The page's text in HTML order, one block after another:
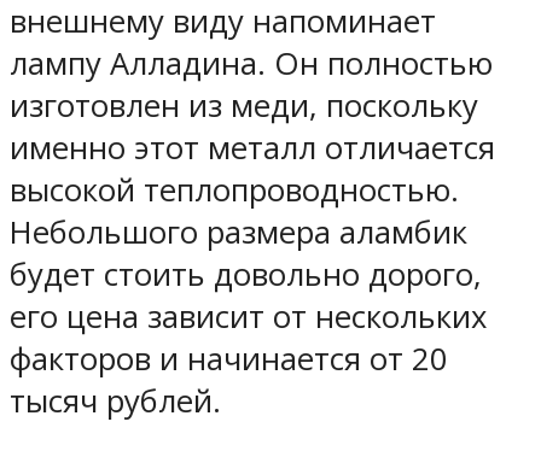
внешнему виду напоминает
лампу Алладина. Он полностью
изготовлен из меди, поскольку
именно этот металл отличается
высокой теплопроводностью.
Небольшого размера аламбик
будет стоить довольно дорого,
его цена зависит от нескольких
факторов и начинается от 20
тысяч рублей.